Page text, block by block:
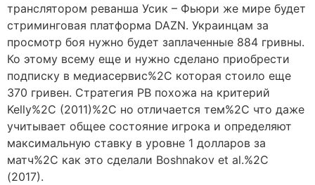
транслятором реванша Усик – Фьюри же мире будет
стриминговая платформа DAZN. Украинцам за
просмотр боя нужно будет заплаченные 884 гривны.
Ко этому всему еще и нужно сделано приобрести
подписку в медиасервис%2C которая стоило еще
370 гривен. Стратегия PB похожа на критерий
Kelly%2C (2011)%2C но отличается тем%2C что даже
учитывает общее состояние игрока и определяют
максимальную ставку в уровне 1 долларов за
матч%2C как это сделали Boshnakov et al.%2C
(2017).